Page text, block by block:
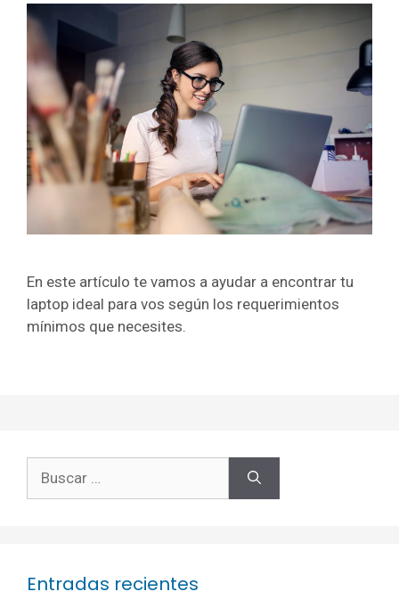
En este artículo te vamos a ayudar a encontrar tu
laptop ideal para vos según los requerimientos
mínimos que necesites.
Entradas recientes